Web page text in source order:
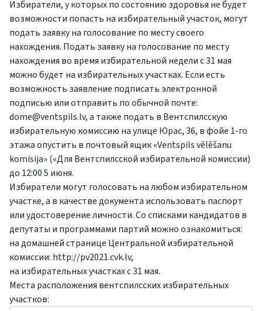
Избиратели, у которых по состоянию здоровья не будет
возможности попасть на избирательный участок, могут
подать заявку на голосование по месту своего
нахождения. Подать заявку на голосование по месту
нахождения во время избирательной недели с 31 мая
можно будет на избирательных участках. Если есть
возможность заявление подписать электронной
подписью или отправить по обычной почте:
dome@ventspils.lv, а также подать в Вентспилсскую
избирательную комиссию на улице Юрас, 36, в фойе 1-го
этажа опустить в почтовый ящик «Ventspils vēlēšanu
komisija» («Для Вентспилсской избирательной комиссии)
до 12:00 5 июня.
Избиратели могут голосовать на любом избирательном
участке, а в качестве документа использовать паспорт
или удостоверение личности. Со списками кандидатов в
депутаты и программами партий можно ознакомиться:
на домашней странице Центральной избирательной
комиссии: http://pv2021.cvk.lv,
на избирательных участках с 31 мая.
Места расположения вентспилсских избирательных
участков: